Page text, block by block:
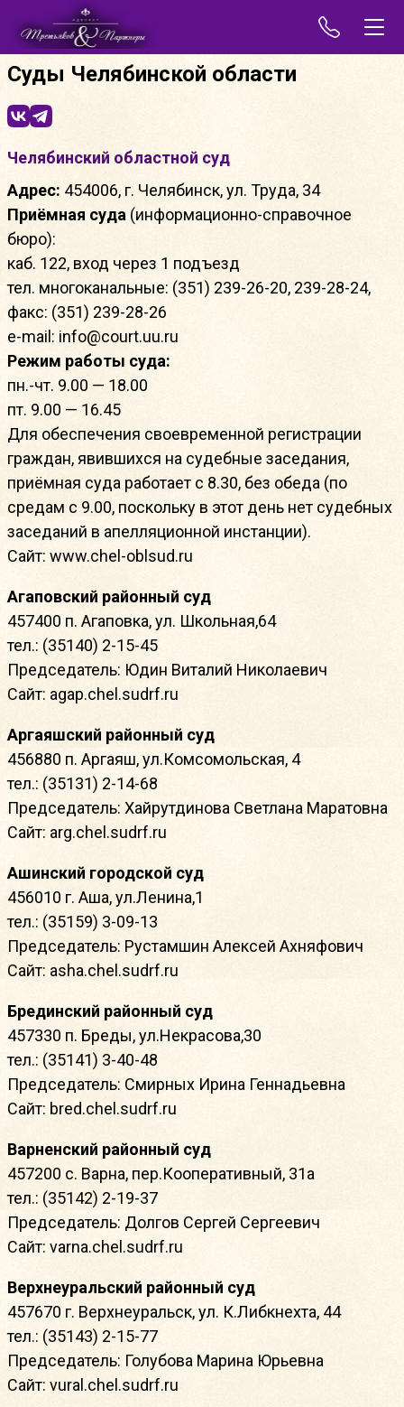
Суды Челябинской области
Челябинский областной суд
Адрес: 454006, г. Челябинск, ул. Труда, 34
Приёмная суда (информационно-справочное
бюро):
каб. 122, вход через 1 подъезд
тел. многоканальные: (351) 239-26-20, 239-28-24,
факс: (351) 239-28-26
e-mail: info@court.uu.ru
Режим работы суда:
пн.-чт. 9.00 — 18.00
пт. 9.00 — 16.45
Для обеспечения своевременной регистрации
граждан, явившихся на судебные заседания,
приёмная суда работает с 8.30, без обеда (по
средам с 9.00, поскольку в этот день нет судебных
заседаний в апелляционной инстанции).
Сайт: www.chel-oblsud.ru
Агаповский районный суд
457400 п. Агаповка, ул. Школьная,64
тел.: (35140) 2-15-45
Председатель: Юдин Виталий Николаевич
Сайт: agap.chel.sudrf.ru
Аргаяшский районный суд
456880 п. Аргаяш, ул.Комсомольская, 4
тел.: (35131) 2-14-68
Председатель: Хайрутдинова Светлана Маратовна
Сайт: arg.chel.sudrf.ru
Ашинский городской суд
456010 г. Аша, ул.Ленина,1
тел.: (35159) 3-09-13
Председатель: Рустамшин Алексей Ахняфович
Сайт: asha.chel.sudrf.ru
Брединский районный суд
457330 п. Бреды, ул.Некрасова,30
тел.: (35141) 3-40-48
Председатель: Смирных Ирина Геннадьевна
Сайт: bred.chel.sudrf.ru
Варненский районный суд
457200 с. Варна, пер.Кооперативный, 31а
тел.: (35142) 2-19-37
Председатель: Долгов Сергей Сергеевич
Сайт: varna.chel.sudrf.ru
Верхнеуральский районный суд
457670 г. Верхнеуральск, ул. К.Либкнехта, 44
тел.: (35143) 2-15-77
Председатель: Голубова Марина Юрьевна
Сайт: vural.chel.sudrf.ru